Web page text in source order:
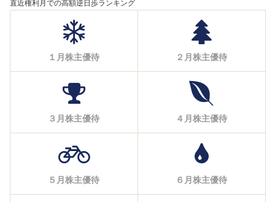
直近権利月での高額逆日歩ランキング
１月株主優待 ２月株主優待
３月株主優待 ４月株主優待
５月株主優待 ６月株主優待